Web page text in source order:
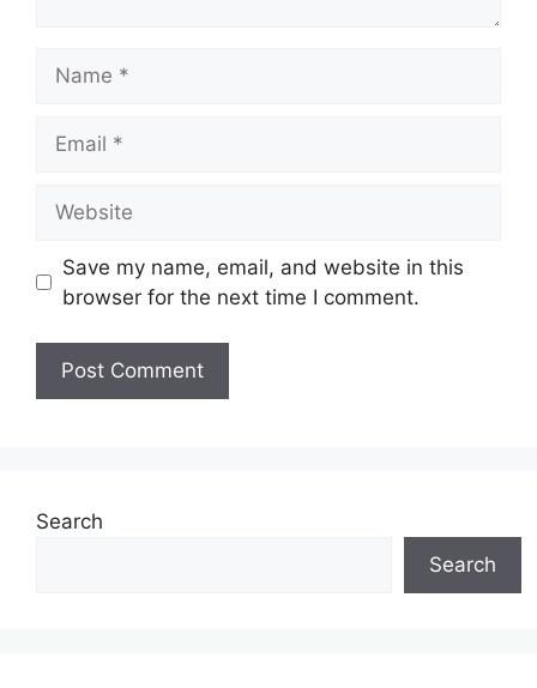
Save my name, email, and website in this
browser for the next time I comment.
Search
Search